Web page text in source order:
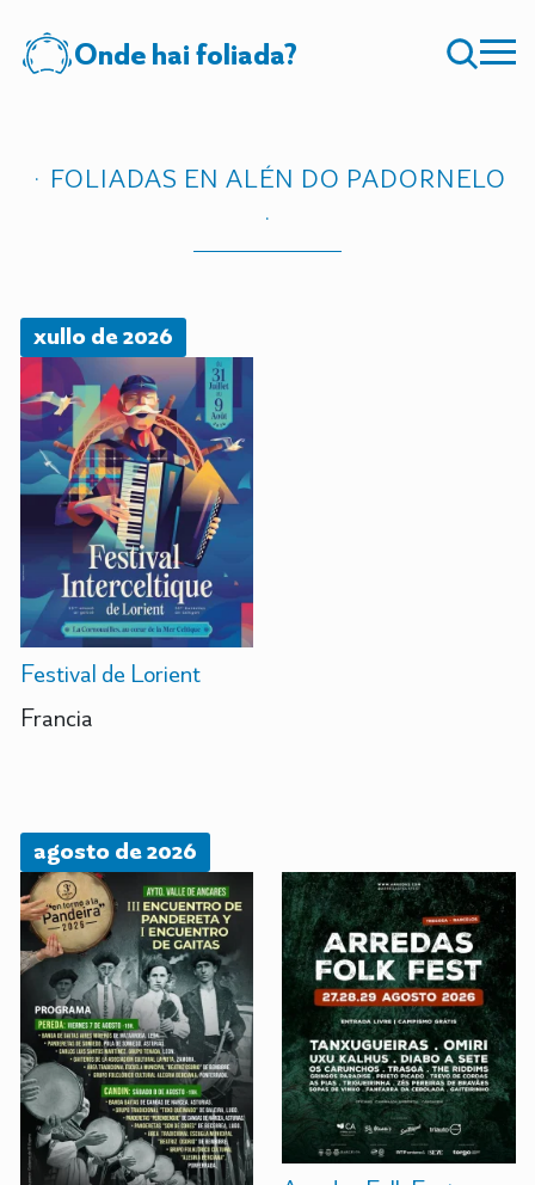
Onde hai foliada?
FOLIADAS EN ALÉN DO PADORNELO
xullo de 2026
Festival de Lorient
Francia
agosto de 2026